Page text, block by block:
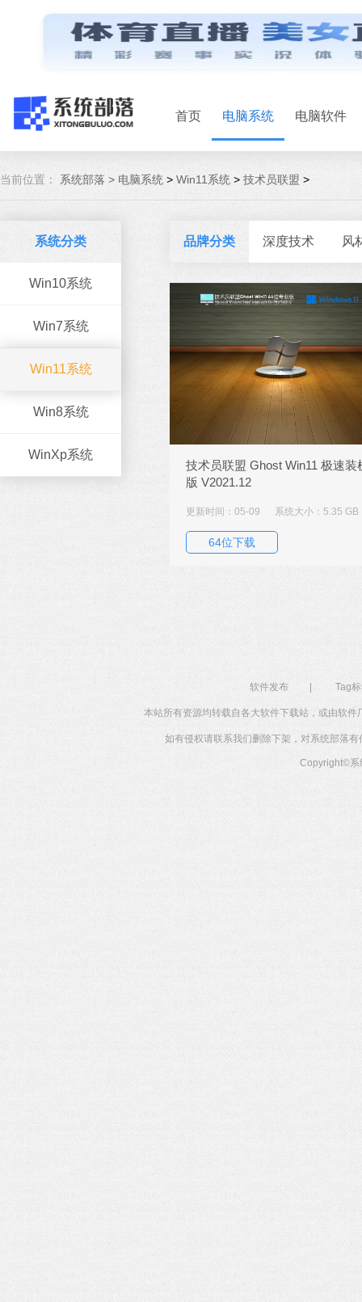
首页 电脑系统 电脑软件
当前位置： 系统部落 > 电脑系统 > Win11系统 > 技术员联盟 >
系统分类
Win10系统
Win7系统
Win11系统
Win8系统
WinXp系统
品牌分类 深度技术 风
技术员联盟 Ghost Win11 极速装
版 V2021.12
更新时间：05-09 系统大小：5.35 GB
64位下载
软件发布 Tag
本站所有资源均转载自各大软件下载站，或由软
如有侵权请联系我们删除下架，对系统部落
Copyright©系